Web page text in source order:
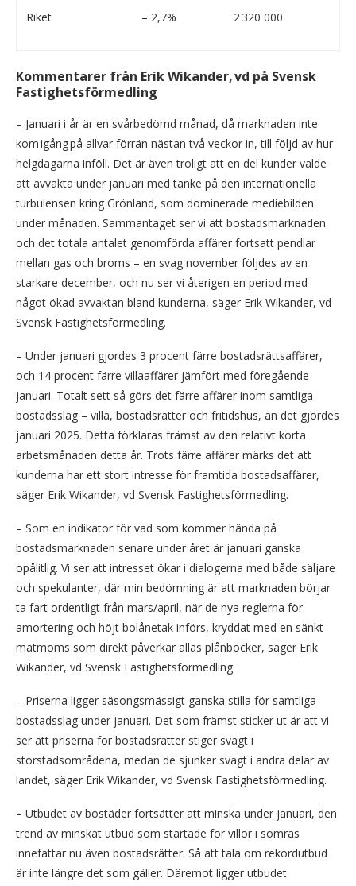
Riket – 2,7% 2 320 000
Kommentarer från Erik Wikander, vd på Svensk
Fastighetsförmedling
– Januari i år är en svårbedömd månad, då marknaden inte
kom igång på allvar förrän nästan två veckor in, till följd av hur
helgdagarna inföll. Det är även troligt att en del kunder valde
att avvakta under januari med tanke på den internationella
turbulensen kring Grönland, som dominerade mediebilden
under månaden. Sammantaget ser vi att bostadsmarknaden
och det totala antalet genomförda affärer fortsatt pendlar
mellan gas och broms – en svag november följdes av en
starkare december, och nu ser vi återigen en period med
något ökad avvaktan bland kunderna, säger Erik Wikander, vd
Svensk Fastighetsförmedling.
– Under januari gjordes 3 procent färre bostadsrättsaffärer,
och 14 procent färre villaaffärer jämfört med föregående
januari. Totalt sett så görs det färre affärer inom samtliga
bostadsslag – villa, bostadsrätter och fritidshus, än det gjordes
januari 2025. Detta förklaras främst av den relativt korta
arbetsmånaden detta år. Trots färre affärer märks det att
kunderna har ett stort intresse för framtida bostadsaffärer,
säger Erik Wikander, vd Svensk Fastighetsförmedling.
– Som en indikator för vad som kommer hända på
bostadsmarknaden senare under året är januari ganska
opålitlig. Vi ser att intresset ökar i dialogerna med både säljare
och spekulanter, där min bedömning är att marknaden börjar
ta fart ordentligt från mars/april, när de nya reglerna för
amortering och höjt bolånetak införs, kryddat med en sänkt
matmoms som direkt påverkar allas plånböcker, säger Erik
Wikander, vd Svensk Fastighetsförmedling.
– Priserna ligger säsongsmässigt ganska stilla för samtliga
bostadsslag under januari. Det som främst sticker ut är att vi
ser att priserna för bostadsrätter stiger svagt i
storstadsområdena, medan de sjunker svagt i andra delar av
landet, säger Erik Wikander, vd Svensk Fastighetsförmedling.
– Utbudet av bostäder fortsätter att minska under januari, den
trend av minskat utbud som startade för villor i somras
innefattar nu även bostadsrätter. Så att tala om rekordutbud
är inte längre det som gäller. Däremot ligger utbudet